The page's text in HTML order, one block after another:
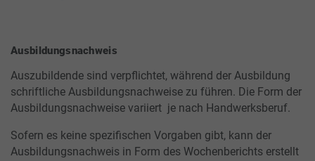
Ausbildungsnachweis
Auszubildende sind verpflichtet, während der Ausbildung
schriftliche Ausbildungsnachweise zu führen. Die Form der
Ausbildungsnachweise variiert je nach Handwerksberuf.
Sofern es keine spezifischen Vorgaben gibt, kann der
Ausbildungsnachweis in Form des Wochenberichts erstellt